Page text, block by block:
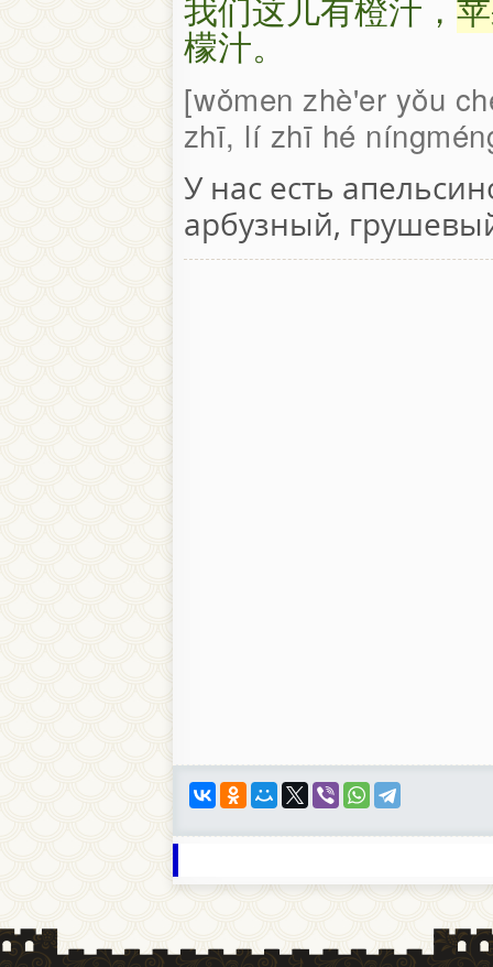
檬汁。
wǒmen zhè'er yǒu
zhī, lí zhī hé
У нас есть
арбузный,